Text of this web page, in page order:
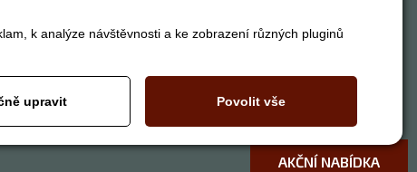
AKČNÍ NABÍDKA
k analýze návštěvnosti a ke zobrazení různých pluginů
upravit Povolit vše